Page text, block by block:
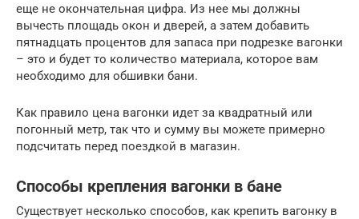
еще не окончательная цифра. Из нее мы должны
вычесть площадь окон и дверей, а затем добавить
пятнадцать процентов для запаса при подрезке вагонки
– это и будет то количество материала, которое вам
необходимо для обшивки бани.
Как правило цена вагонки идет за квадратный или
погонный метр, так что и сумму вы можете примерно
подсчитать перед поездкой в магазин.
Способы крепления вагонки в бане
Существует несколько способов, как крепить вагонку в